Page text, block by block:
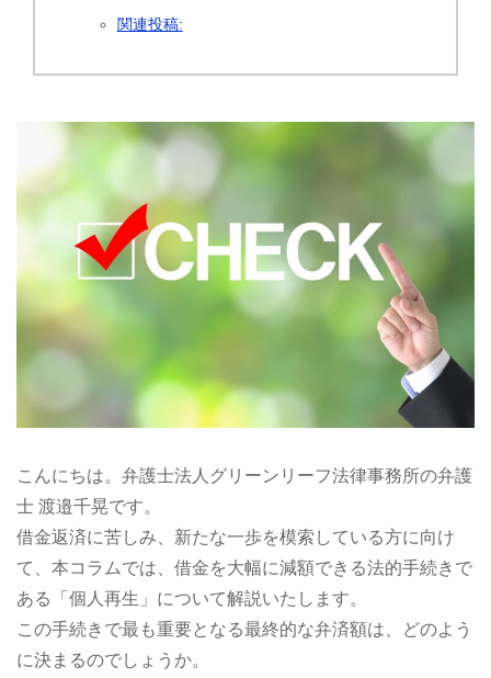
関連投稿:
こんにちは。弁護士法人グリーンリーフ法律事務所の弁護
士 渡邉千晃です。
借金返済に苦しみ、新たな一歩を模索している方に向け
て、本コラムでは、借金を大幅に減額できる法的手続きで
ある「個人再生」について解説いたします。
この手続きで最も重要となる最終的な弁済額は、どのよう
に決まるのでしょうか。